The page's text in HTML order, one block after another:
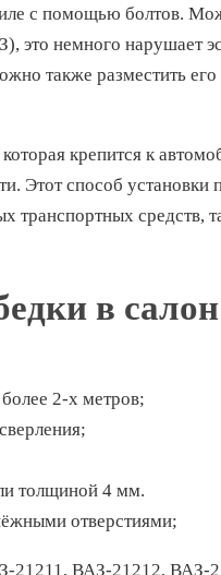
с помощью болтов.
это немного нарушает
также разместить
крепится к
Этот способ установки
транспортных средств,
в салон
2-х метров;
толщиной 4 мм.
отверстиями;
21211, ВАЗ-21212, ВАЗ-